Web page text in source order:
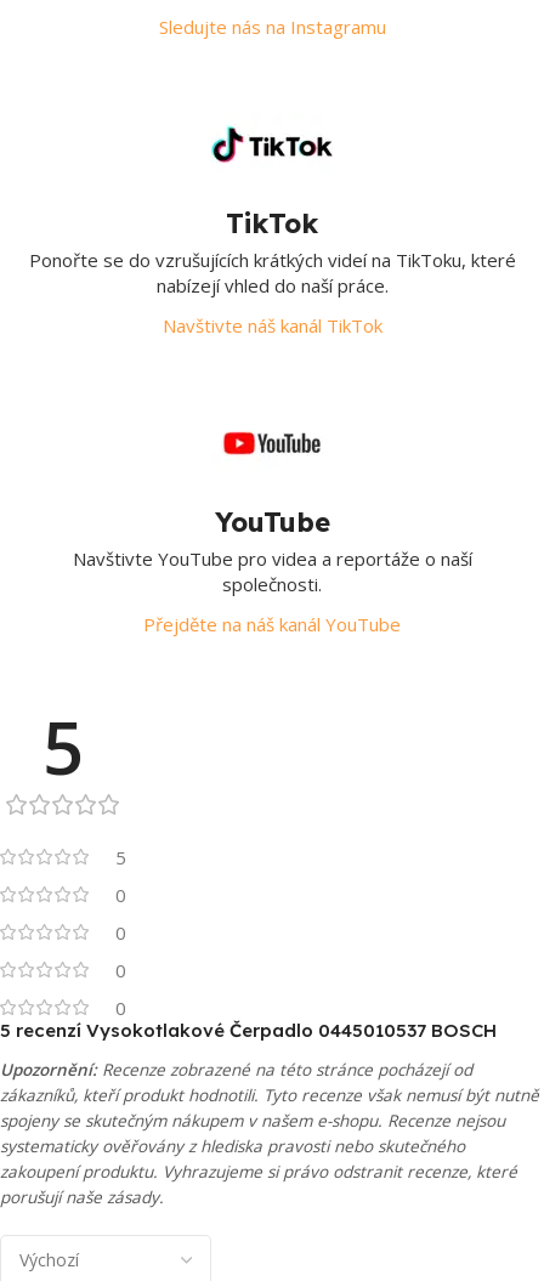
Sledujte nás na Instagramu
TikTok
Ponořte se do vzrušujících krátkých videí na TikToku, které
nabízejí vhled do naší práce.
Navštivte náš kanál TikTok
YouTube
Navštivte YouTube pro videa a reportáže o naší
společnosti.
Přejděte na náš kanál YouTube
5
5
0
0
0
0
5 recenzí Vysokotlakové Čerpadlo 0445010537 BOSCH
Upozornění:Recenze zobrazené na této stránce pocházejí od
zákazníků, kteří produkt hodnotili. Tyto recenze však nemusí být nutně
spojeny se skutečným nákupem v našem e-shopu. Recenze nejsou
systematicky ověřovány z hlediska pravosti nebo skutečného
zakoupení produktu. Vyhrazujeme si právo odstranit recenze, které
porušují naše zásady.